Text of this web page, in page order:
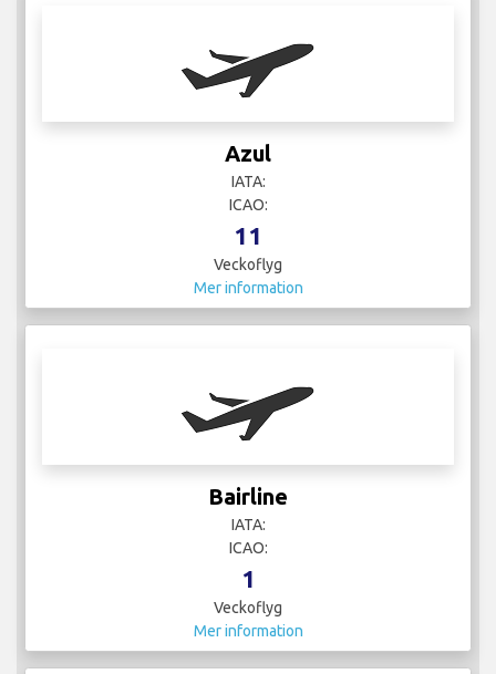
Azul
IATA:
ICAO:
11
Veckoflyg
Mer information
Bairline
IATA:
ICAO:
1
Veckoflyg
Mer information